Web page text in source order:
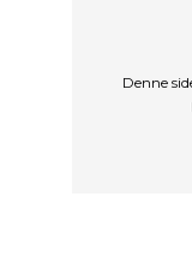
Denne